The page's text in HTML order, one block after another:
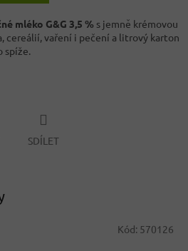
mléko G&G 3,5 % s jemně krémovou
cereálií, vaření i pečení a litrový karton
spíže.
SDÍLET
Kód: 570126